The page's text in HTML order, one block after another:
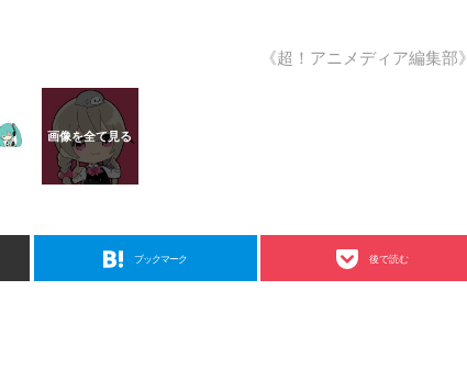
《超！アニメディア編集部》
ブックマーク 後で読む